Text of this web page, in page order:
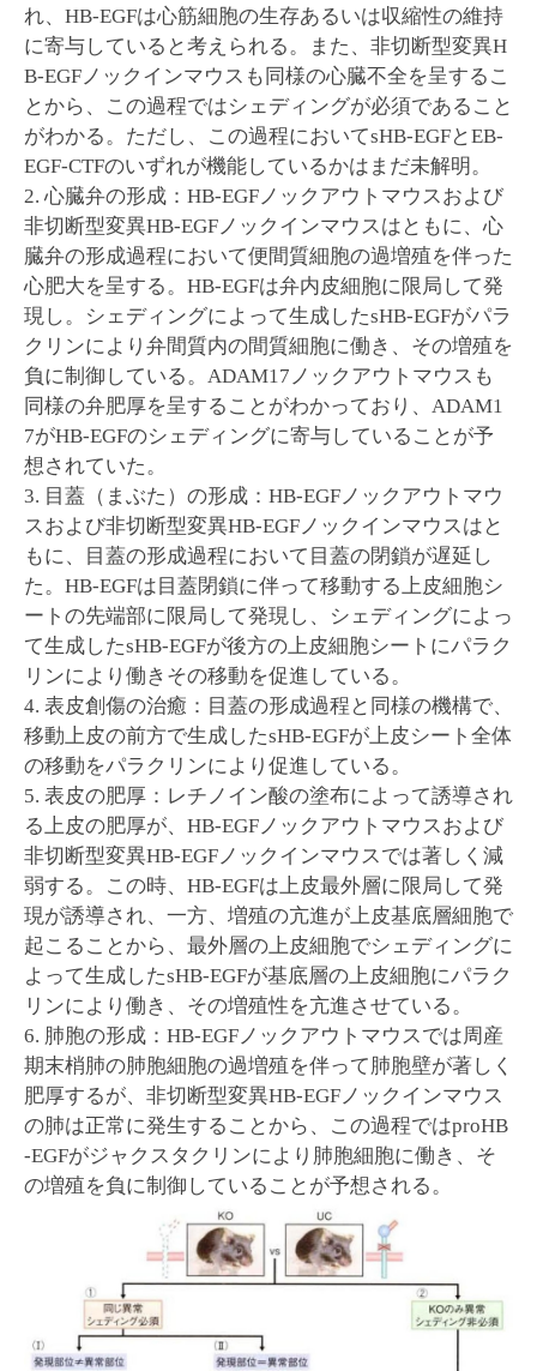
れ、HB-EGFは心筋細胞の生存あるいは収縮性の維持
に寄与していると考えられる。また、非切断型変異H
B-EGFノックインマウスも同様の心臓不全を呈するこ
とから、この過程ではシェディングが必須であること
がわかる。ただし、この過程においてsHB-EGFとEB-
EGF-CTFのいずれが機能しているかはまだ未解明。
2. 心臓弁の形成：HB-EGFノックアウトマウスおよび
非切断型変異HB-EGFノックインマウスはともに、心
臓弁の形成過程において便間質細胞の過増殖を伴った
心肥大を呈する。HB-EGFは弁内皮細胞に限局して発
現し。シェディングによって生成したsHB-EGFがパラ
クリンにより弁間質内の間質細胞に働き、その増殖を
負に制御している。ADAM17ノックアウトマウスも
同様の弁肥厚を呈することがわかっており、ADAM1
7がHB-EGFのシェディングに寄与していることが予
想されていた。
3. 目蓋（まぶた）の形成：HB-EGFノックアウトマウ
スおよび非切断型変異HB-EGFノックインマウスはと
もに、目蓋の形成過程において目蓋の閉鎖が遅延し
た。HB-EGFは目蓋閉鎖に伴って移動する上皮細胞シ
ートの先端部に限局して発現し、シェディングによっ
て生成したsHB-EGFが後方の上皮細胞シートにパラク
リンにより働きその移動を促進している。
4. 表皮創傷の治癒：目蓋の形成過程と同様の機構で、
移動上皮の前方で生成したsHB-EGFが上皮シート全体
の移動をパラクリンにより促進している。
5. 表皮の肥厚：レチノイン酸の塗布によって誘導され
る上皮の肥厚が、HB-EGFノックアウトマウスおよび
非切断型変異HB-EGFノックインマウスでは著しく減
弱する。この時、HB-EGFは上皮最外層に限局して発
現が誘導され、一方、増殖の亢進が上皮基底層細胞で
起こることから、最外層の上皮細胞でシェディングに
よって生成したsHB-EGFが基底層の上皮細胞にパラク
リンにより働き、その増殖性を亢進させている。
6. 肺胞の形成：HB-EGFノックアウトマウスでは周産
期末梢肺の肺胞細胞の過増殖を伴って肺胞壁が著しく
肥厚するが、非切断型変異HB-EGFノックインマウス
の肺は正常に発生することから、この過程ではproHB
-EGFがジャクスタクリンにより肺胞細胞に働き、そ
の増殖を負に制御していることが予想される。